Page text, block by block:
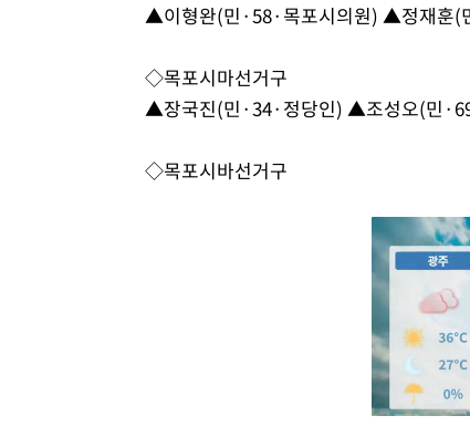
▲이형완(민·58·목포시의원) ▲정재훈(
◇목포시마선거구
▲장국진(민·34·정당인) ▲조성오(민
◇목포시바선거구